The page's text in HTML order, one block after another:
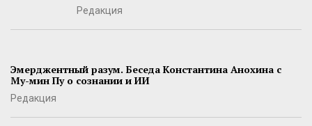
Редакция
Эмерджентный разум. Беседа Константина Анохина с
Му-мин Пу о сознании и ИИ
Редакция